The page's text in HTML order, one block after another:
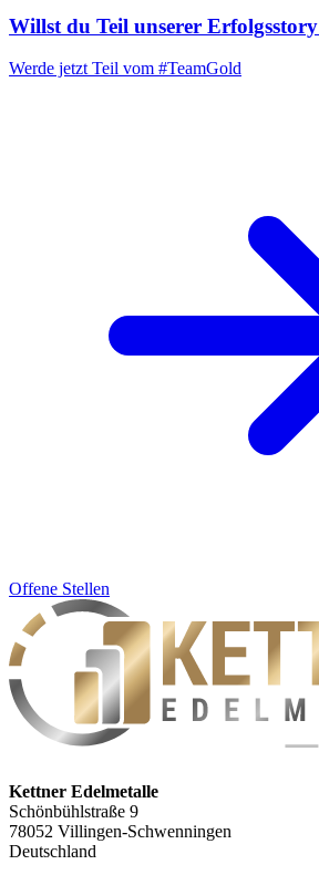
Willst du Teil unserer Erfolgsstory
Werde jetzt Teil vom #TeamGold
Offene Stellen
Kettner Edelmetalle
Schönbühlstraße 9
78052 Villingen-Schwenningen
Deutschland